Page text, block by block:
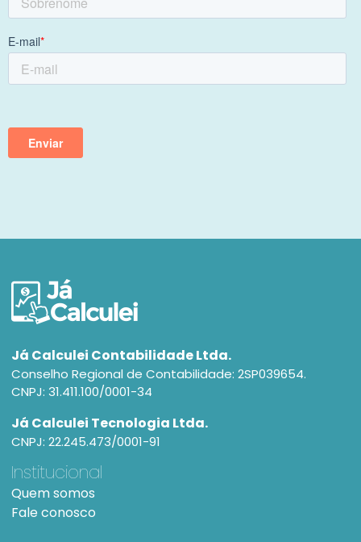
Já Calculei Contabilidade Ltda.
Conselho Regional de Contabilidade: 2SP039654.
CNPJ: 31.411.100/0001-34
Já Calculei Tecnologia Ltda.
CNPJ: 22.245.473/0001-91
Institucional
Quem somos
Fale conosco